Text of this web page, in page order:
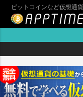
ビットコインなど仮想通